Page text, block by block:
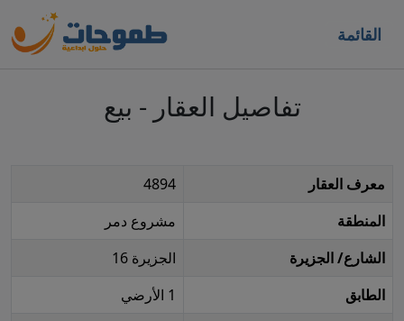
القائمة
تفاصيل العقار - بيع
معرف العقار
4894
المنطقة
مشروع دمر
الشارع/ الجزيرة
الجزيرة 16
الطابق
1 الأرضي